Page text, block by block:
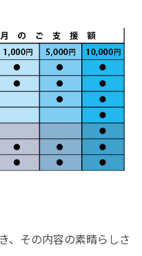
、その内容の素晴らしさ